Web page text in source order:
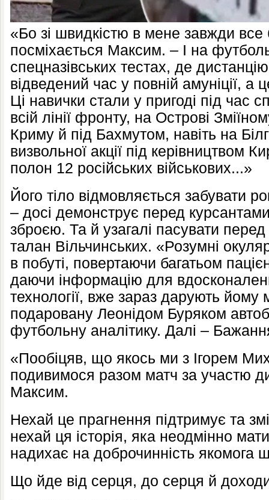
«Бо зі швидкістю в мене завжди все
посміхається Максим. – І на
спецназівських тестах, де
відведений час у повній амуніції, а
Ці навички стали у пригоді під час
всій лінії фронту, на Острові
Криму й під Бахмутом, навіть на
визвольної акції під керівництвом
полон 12 російських військових...»
Його тіло відмовляється забувати
– досі демонструє перед
зброєю. Та й узагалі пасувати
талан Вільчинських. «Розумні
в побуті, повертаючи багатьом
даючи інформацію для
технології, вже зараз дарують йому
подаровану Леонідом Буряком
футбольну аналітику. Далі –
«Пообіцяв, що якось ми з Ігорем
подивимося разом матч за участю
Максим.
Нехай це прагнення підтримує та
нехай ця історія, яка неодмінно
надихає на доброчинність
Що йде від серця, до серця й